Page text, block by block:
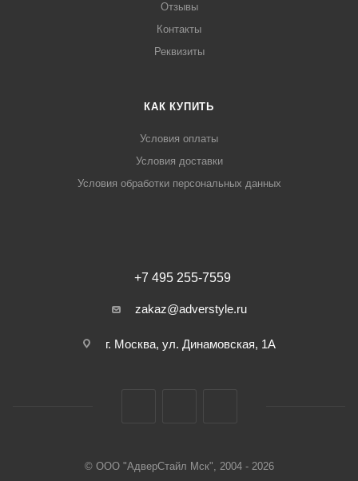
Отзывы
Контакты
Реквизиты
КАК КУПИТЬ
Условия оплаты
Условия доставки
Условия обработки персональных данных
+7 495 255-7559
zakaz@adverstyle.ru
г. Москва, ул. Динамовская, 1А
© ООО "АдверСтайл Мск", 2004 - 2026